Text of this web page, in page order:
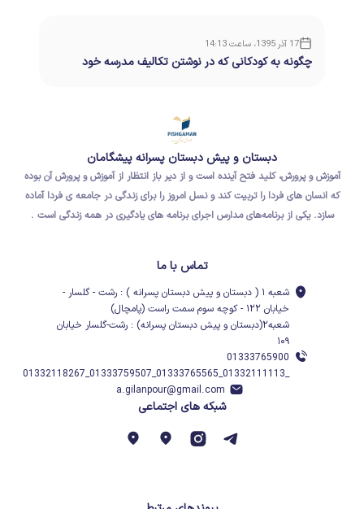
17 آذر 1395، ساعت 14:13
چگونه به کودکانی که در نوشتن تکالیف مدرسه خود
دبستان و پیش دبستان پسرانه پیشگامان
آموزش و پرورش، کلید فتح آینده است و از دیر باز انتظار از آموزش و پرورش آن بوده
کهانسان های فردا را تربیت کند و نسل امروز را برایزندگی در جامعه ی فردا آماده
سازد. یکی از برنامه‌های مدارس اجرای برنامه های یادگیری در همه زندگی است .
تماس با ما
شعبه ۱ ( دبستان و پیش دبستان پسرانه ) : رشت - گلسار -
خیابان ۱۲۲ - کوچه سوم سمت راست (پامچال)
شعبه۲(دبستان و پیش دبستان پسرانه) : رشت-گلسار خیابان
۱۰۹
01333765900
_01332111113_01333765565_01333759507_01332118267
a.gilanpour@gmail.com
شبکه های اجتماعی